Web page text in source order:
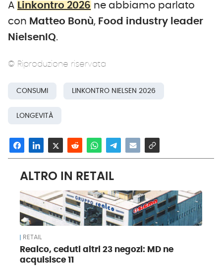
A Linkontro 2026 ne abbiamo parlato
con Matteo Bonù, Food industry leader
NielsenIQ.
© Riproduzione riservata
CONSUMI LINKONTRO NIELSEN 2026
LONGEVITÀ
ALTRO IN RETAIL
RETAIL
Realco, ceduti altri 23 negozi: MD ne
acquisisce 11